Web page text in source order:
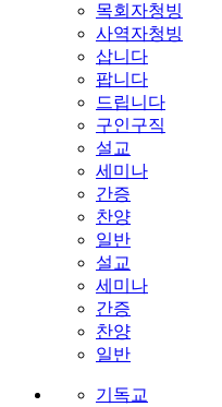
목회자청빙
사역자청빙
삽니다
팝니다
드립니다
구인구직
설교
세미나
간증
찬양
일반
설교
세미나
간증
찬양
일반
기독교